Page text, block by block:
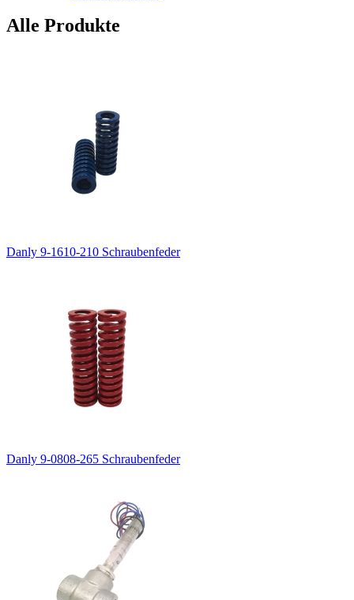
Alle Produkte
Danly 9-1610-210 Schraubenfeder
Danly 9-0808-265 Schraubenfeder